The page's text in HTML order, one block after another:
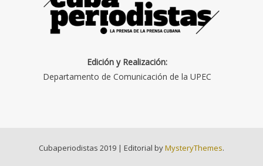
Edición y Realización:
Departamento de Comunicación de la UPEC
Cubaperiodistas 2019 | Editorial byMysteryThemes.